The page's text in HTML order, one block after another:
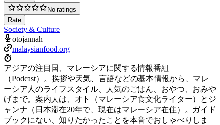
No ratings
Rate
Society & Culture
otojannah
malaysianfood.org
アジアの注目国、マレーシアに関する情報番組
（Podcast）。挨拶や天気、言語などの基本情報から、マレ
ーシア人のライフスタイル、人気のごはん、おやつ、おみや
げまで。案内人は、オト（マレーシア食文化ライター）とジ
ャンナ（日本滞在20年で、現在はマレーシア在住）。ガイド
ブックにない、知りたかったことを本音でおしゃべりしま